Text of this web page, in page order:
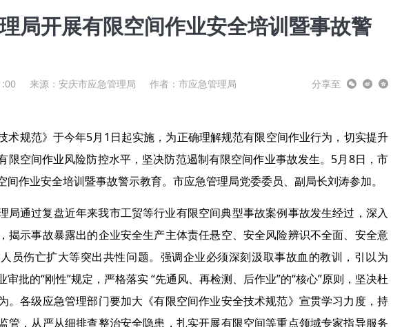
局开展有限空间作业安全培训暨事故警
来源： 安庆市应急管理局
作者：市应急管理局
分享至
术规范》于今年5月1日起实施，为正确理解规范有限空间作业行为，切实提升
限空间作业风险防控水平，坚决防范遏制有限空间作业事故发生。5月8日，市
间作业安全培训暨事故警示教育。市应急管理局党委委员、副局长刘涛参加。
局通过复盘近年来我市工贸等行业有限空间典型事故案例事故发生经过，深入
揭示事故暴露出的企业安全生产主体责任悬空、安全风险辨识不全面、安全意
员伤亡扩大等突出共性问题。强调企业必须深刻汲取事故血的教训，引以为
批的“刚性”规定，严格落实 “先通风、再检测、后作业”的“核心”原则，坚决杜
。各级应急管理部门要加大《有限空间作业安全技术规范》宣贯学习力度，持
管，从严从细排查整治安全隐患，扎实开展有限空间等重点领域专家指导服务